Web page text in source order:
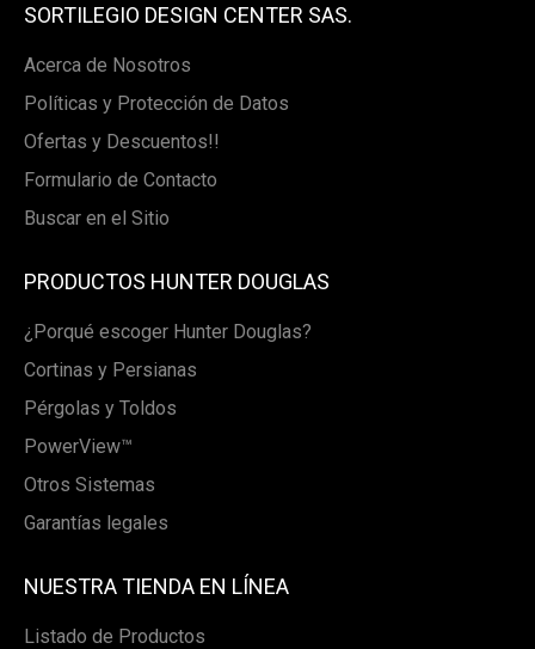
SORTILEGIO DESIGN CENTER SAS.
Acerca de Nosotros
Políticas y Protección de Datos
Ofertas y Descuentos!!
Formulario de Contacto
Buscar en el Sitio
PRODUCTOS HUNTER DOUGLAS
¿Porqué escoger Hunter Douglas?
Cortinas y Persianas
Pérgolas y Toldos
PowerView™
Otros Sistemas
Garantías legales
NUESTRA TIENDA EN LÍNEA
Listado de Productos